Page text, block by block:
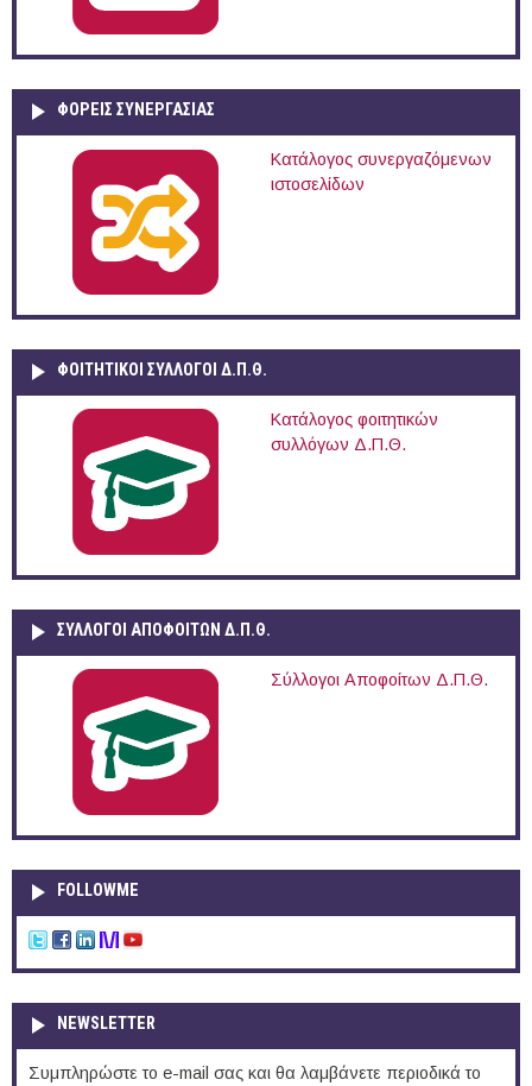
ΦΟΡΕΙΣ ΣΥΝΕΡΓΑΣΙΑΣ
Κατάλογος συνεργαζόμενων
ιστοσελίδων
ΦΟΙΤΗΤΙΚΟΙ ΣΥΛΛΟΓΟΙ Δ.Π.Θ.
Κατάλογος φοιτητικών
συλλόγων Δ.Π.Θ.
ΣΥΛΛΟΓΟΙ ΑΠΟΦΟΙΤΩΝ Δ.Π.Θ.
Σύλλογοι Αποφοίτων Δ.Π.Θ.
FOLLOWME
NEWSLETTER
Συμπληρώστε το e-mail σας και θα λαμβάνετε περιοδικά το